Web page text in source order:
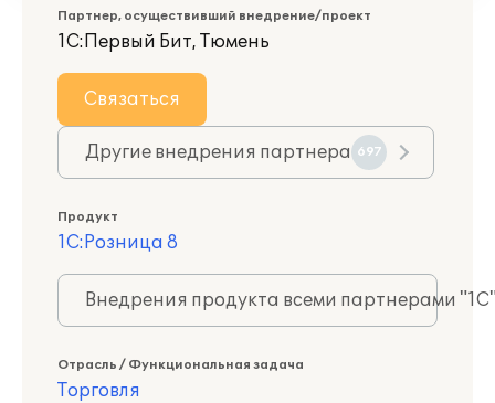
Партнер, осуществивший внедрение/проект
1С:Первый Бит, Тюмень
Связаться
Другие внедрения партнера 697
Продукт
1С:Розница 8
Внедрения продукта всеми партнерами
Отрасль / Функциональная задача
Торговля